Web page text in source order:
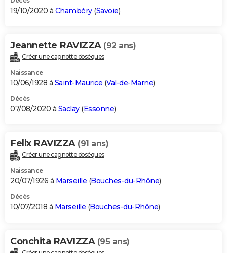
S'inscrire
Se connecter
Lycées
Collèges
Primaires
Universités
Entreprises
Service militaire
Avis de recherche
AVIS DE DÉCÈS
Bricolage
Lifestyle
Culture
Sport
Auto
Television
Voyage
Cinema
19/10/2020 à Chambéry(Savoie)
Jeannette RAVIZZA (92 ans)
Créer une cagnotte obsèques
Naissance
10/06/1928 à Saint-Maurice (Val-de-Marne)
Décès
07/08/2020 à Saclay(Essonne)
Felix RAVIZZA (91 ans)
Créer une cagnotte obsèques
Naissance
20/07/1926 à Marseille (Bouches-du-Rhône)
Décès
10/07/2018 à Marseille (Bouches-du-Rhône)
Conchita RAVIZZA (95 ans)